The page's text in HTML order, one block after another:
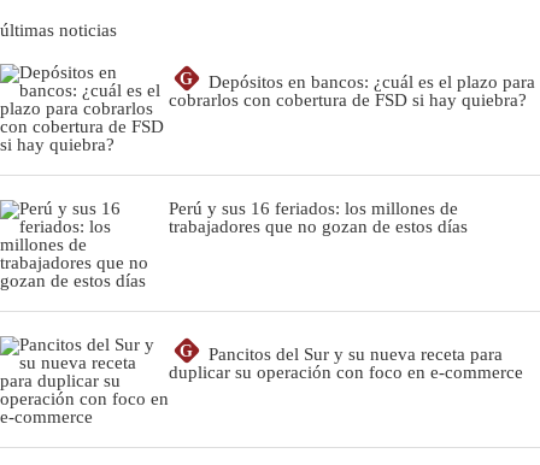
últimas noticias
G
Depósitos en bancos: ¿cuál es el plazo para
cobrarlos con cobertura de FSD si hay quiebra?
Perú y sus 16 feriados: los millones de
trabajadores que no gozan de estos días
G
Pancitos del Sur y su nueva receta para
duplicar su operación con foco en e-commerce